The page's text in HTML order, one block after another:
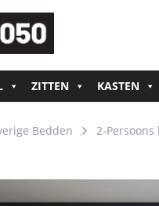
ZITTEN KASTEN
Bedden 2-Persoons